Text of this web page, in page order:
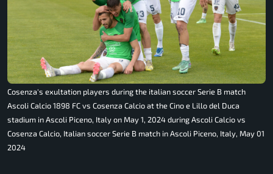
Cosenza's exultation players during the italian soccer Serie B match
Ascoli Calcio 1898 FC vs Cosenza Calcio at the Cino e Lillo del Duca
stadium in Ascoli Piceno, Italy on May 1, 2024 during Ascoli Calcio vs
Cosenza Calcio, Italian soccer Serie B match in Ascoli Piceno, Italy, May 01
2024